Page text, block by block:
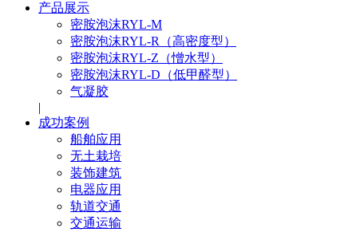
产品展示
密胺泡沫RYL-M
密胺泡沫RYL-R（高密度型）
密胺泡沫RYL-Z（憎水型）
密胺泡沫RYL-D（低甲醛型）
气凝胶
|
成功案例
船舶应用
无土栽培
装饰建筑
电器应用
轨道交通
交通运输